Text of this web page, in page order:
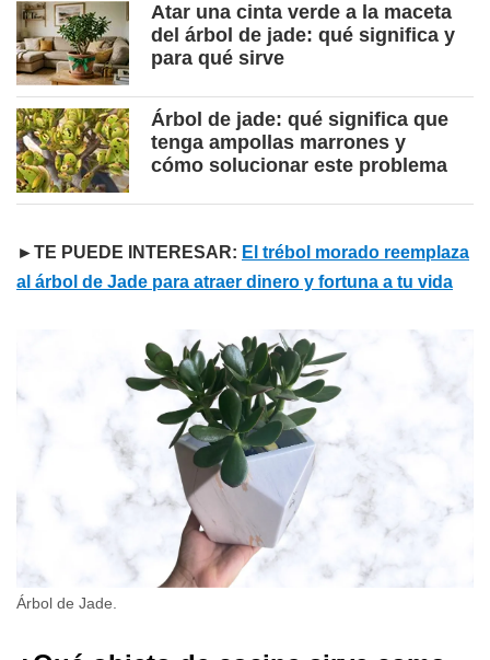
Atar una cinta verde a la maceta
del árbol de jade: qué significa y
para qué sirve
Árbol de jade: qué significa que
tenga ampollas marrones y
cómo solucionar este problema
►TE PUEDE INTERESAR: El trébol morado reemplaza
al árbol de Jade para atraer dinero y fortuna a tu vida
Árbol de Jade.